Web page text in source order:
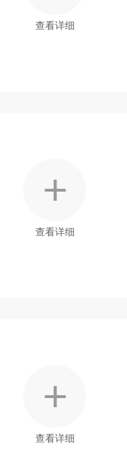
查看详细
查看详细
查看详细